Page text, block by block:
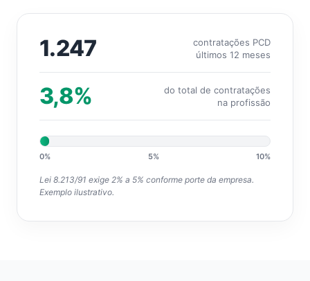
1.247
contratações PCD
últimos 12 meses
3,8%
do total de contratações
na profissão
0% 5% 10%
Lei 8.213/91 exige 2% a 5% conforme porte da empresa.
Exemplo ilustrativo.